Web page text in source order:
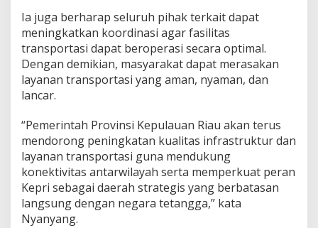
i
m
a
l
Ia juga berharap seluruh pihakterkaitdapat
meningkatkan koordinasi agarfasilitas
transportasi dapat beroperasi secara optimal.
Dengan demikian, masyarakatdapat merasakan
layanan transportasi yangaman, nyaman, dan
lancar.
“Pemerintah Provinsi Kepulauan Riau akan terus
mendorong peningkatan kualitas infrastrukturdan
layanan transportasi guna mendukung
konektivitas antarwilayah serta memperkuat peran
Kepri sebagai daerah strategis yang berbatasan
langsungdengan negara tetangga,” kata
Nyanyang.